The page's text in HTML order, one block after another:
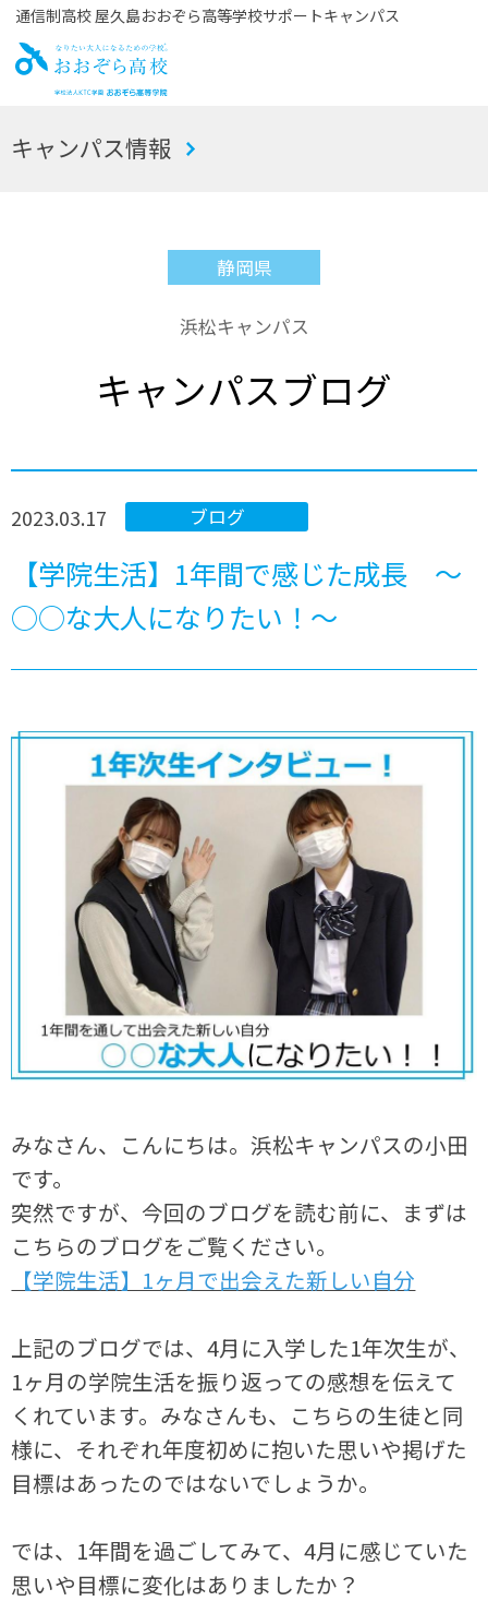
通信制高校 屋久島おおぞら高等学校サポートキャンパス
お
キャンパス情報
静岡県
浜松キャンパス
キャンパスブログ
ブログ
2023.03.17
【学院生活】1年間で感じた成長 ～
○○な大人になりたい！～
みなさん、こんにちは。浜松キャンパスの小田
です。
突然ですが、今回のブログを読む前に、まずは
こちらのブログをご覧ください。
【学院生活】1ヶ月で出会えた新しい自分
上記のブログでは、4月に入学した1年次生が、
1ヶ月の学院生活を振り返っての感想を伝えて
くれています。みなさんも、こちらの生徒と同
様に、それぞれ年度初めに抱いた思いや掲げた
目標はあったのではないでしょうか。
では、1年間を過ごしてみて、4月に感じていた
思いや目標に変化はありましたか？